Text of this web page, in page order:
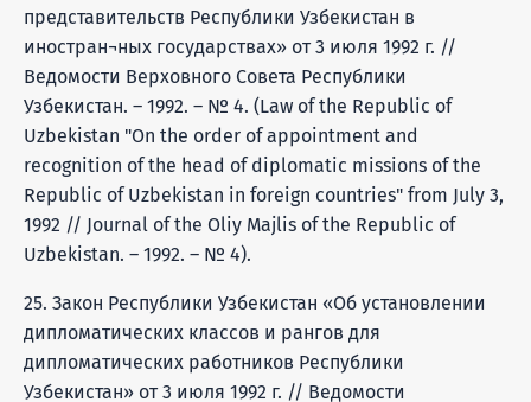
представительств Республики Узбекистан в
иностран¬ных государствах» от 3 июля 1992 г. //
Ведомости Верховного Совета Республики
Узбекистан. – 1992. – № 4. (Law of the Republic of
Uzbekistan "On the order of appointment and
recognition of the head of diplomatic missions of the
Republic of Uzbekistan in foreign countries" from July 3,
1992 // Journal of the Oliy Majlis of the Republic of
Uzbekistan. – 1992. – № 4).
25. Закон Республики Узбекистан «Об установлении
дипломатических классов и рангов для
дипломатических работников Республики
Узбекистан» от 3 июля 1992 г. // Ведомости